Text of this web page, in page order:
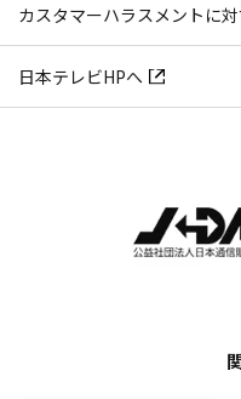
カスタマーハラスメントに
日本テレビHPへ